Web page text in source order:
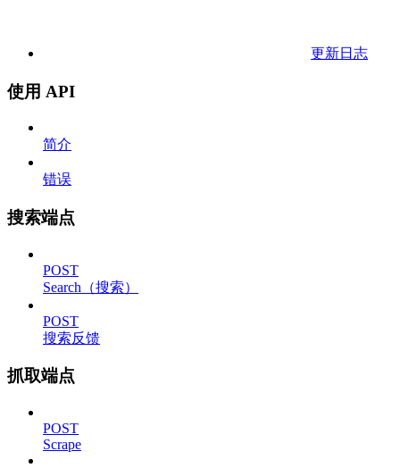
更新日志
使用 API
简介
错误
搜索端点
POST
Search（搜索）
POST
搜索反馈
抓取端点
POST
Scrape